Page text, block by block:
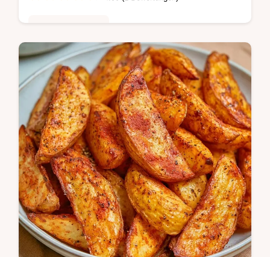
Glänzende Beilage mit frischen Kräutern:
dieses Rezept für gekochte Kartoffeln mit
Butter gelingt immer. Erfahren Sie, was
Butterkartoffeln wirklich ausmacht.